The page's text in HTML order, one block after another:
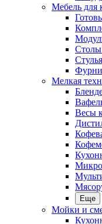
Мебель для
Столы
Мелкая
Весы
Еще
Мойки и